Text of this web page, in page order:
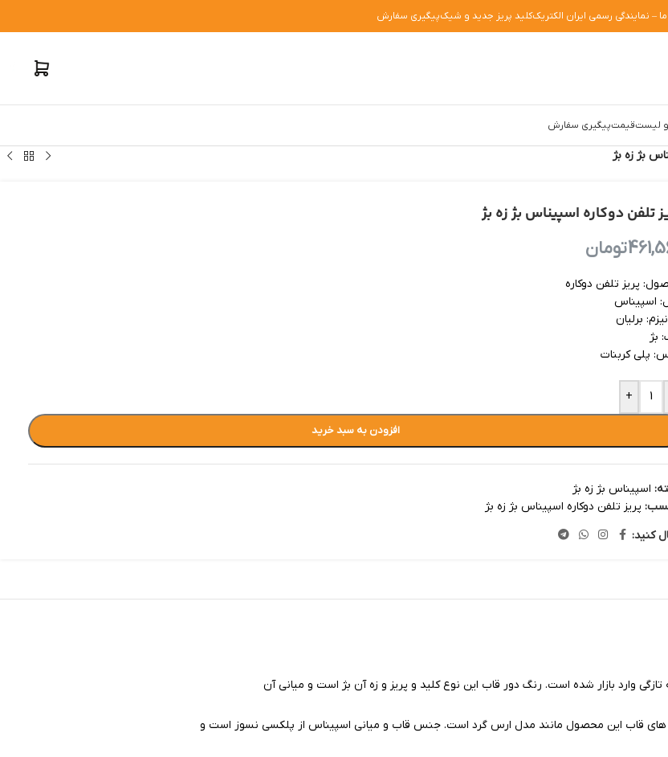
– نمایندگی رسمی ایران الکتریککلید پریز جدید و شیکپیگیری سفارش
و لیست‌قیمتپیگیری سفارش
بژ زه بژ
تلفن دوکاره اسپیناس بژ زه بژ
تومان
پریز تلفن دوکاره
اسپیناس
برلیان
بژ
پلی کربنات
+
افزودن به سبد خرید
اسپیناس بژ زه بژ
پریز تلفن دوکاره اسپیناس بژ زه بژ
کنید:
وارد بازار شده است. رنگ دور قاب این نوع کلید و پریز و زه آن بژ است و میانی آن
های قاب این محصول مانند مدل ارس گرد است. جنس قاب و میانی اسپیناس از پلکسی نسوز است و